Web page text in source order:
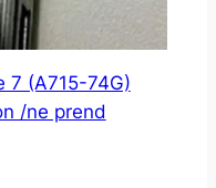
7 (A715-74G)
/ne prend